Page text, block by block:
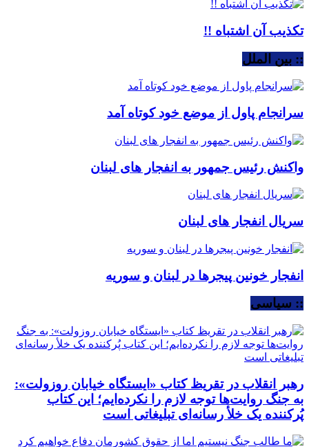
تکذیب آن اشتباه !!
:: بین الملل
سرانجام پاول از موضع خود کوتاه آمد
واکنش رئیس جمهور به انفجار های لبنان
سریال انفجار های لبنان
انفجار خونین پیجرها در لبنان و سوریه
:: سیاسی
رهبر انقلاب در تقریظ کتاب «ایستگاه خیابان روزولت»:
به جنگ روایت‌ها توجه لازم را نکرده‌ایم؛ این کتاب
پُرکننده‌ یک خلأ رسانه‌ای تبلیغاتی است